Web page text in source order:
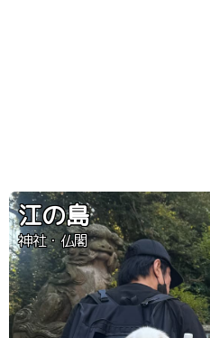
江の島
神社・仏閣